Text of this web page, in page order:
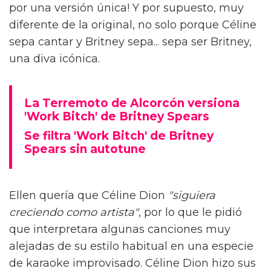
por una versión única! Y por supuesto, muy
diferente de la original, no solo porque Céline
sepa cantar y Britney sepa... sepa ser Britney,
una diva icónica.
La Terremoto de Alcorcón versiona
'Work Bitch' de Britney Spears
Se filtra 'Work Bitch' de Britney
Spears sin autotune
Ellen quería que Céline Dion "siguiera
creciendo como artista", por lo que le pidió
que interpretara algunas canciones muy
alejadas de su estilo habitual en una especie
de karaoke improvisado. Céline Dion hizo sus